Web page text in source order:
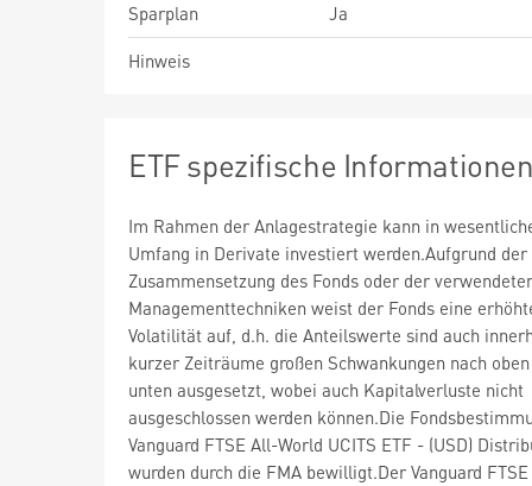
Sparplan
Ja
Hinweis
ETF spezifische
Im Rahmen der Anlagestrategie kann in
Umfang in Derivate investiert werden.Aufgrund der
Zusammensetzung des Fonds oder der
Managementtechniken weist der Fonds eine
Volatilität auf, d.h. die Anteilswerte sind auch
kurzer Zeiträume großen Schwankungen nach
unten ausgesetzt, wobei auch Kapitalverluste nicht
ausgeschlossen werden können.Die
Vanguard FTSE All-World UCITS ETF - (USD)
wurden durch die FMA bewilligt.Der Vanguard